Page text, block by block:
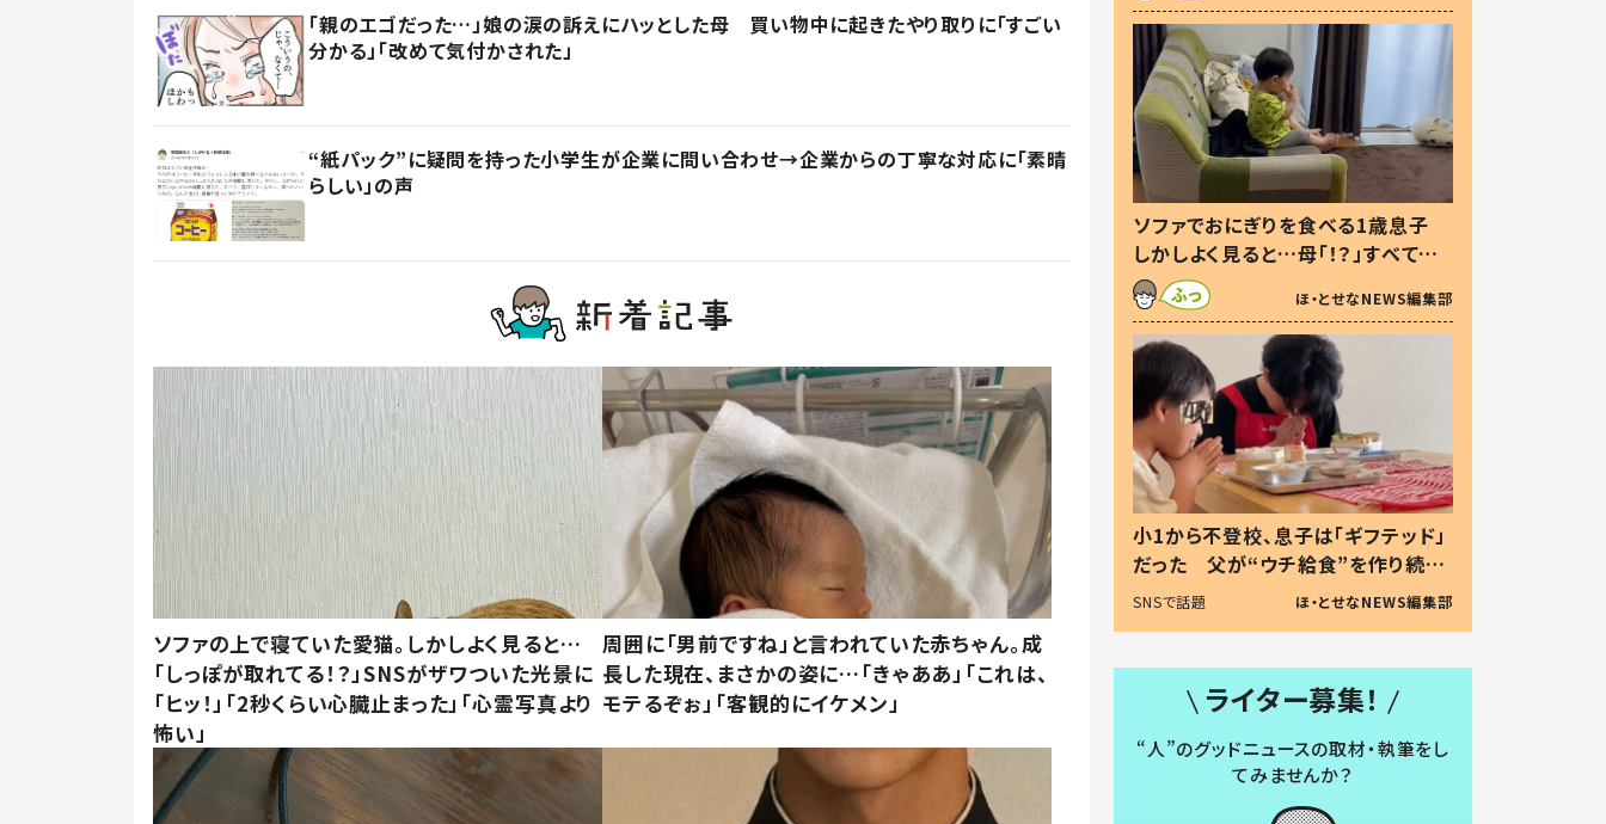
「親のエゴだった…」娘の涙の訴えにハッとした母 買い物中に起きたやり取りに「すごい
分かる」「改めて気付かされた」
“紙パック”に疑問を持った小学生が企業に問い合わせ→企業からの丁寧な対応に「素晴
らしい」の声
ソファの上で寝ていた愛猫。しかしよく見ると…
「しっぽが取れてる！？」SNSがザワついた光景に
「ヒッ！」「2秒くらい心臓止まった」「心霊写真より
怖い」
周囲に「男前ですね」と言われていた赤ちゃん。成
長した現在、まさかの姿に…「きゃああ」「これは、
モテるぞぉ」「客観的にイケメン」
ソファでおにぎりを食べる1歳息子
しかしよく見ると…母「！？」すべてを
察した母の投稿に「可愛いから許
す！」「現行犯〜」
ほ・とせなNEWS編集部
小1から不登校、息子は「ギフテッド」
だった 父が“ウチ給食”を作り続け
る理由とは #令和の親 #令和の子
SNSで話題 ほ・とせなNEWS編集部
ライター募集！
“人”のグッドニュースの取材・執筆をし
てみませんか？